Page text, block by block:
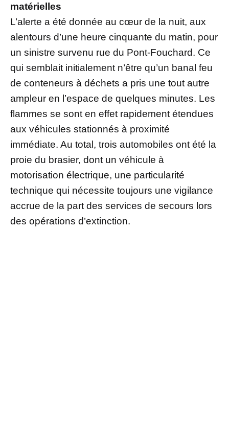
matérielles
L’alerte a été donnée au cœur de la nuit, aux
alentours d’une heure cinquante du matin, pour
un sinistre survenu rue du Pont-Fouchard. Ce
qui semblait initialement n’être qu’un banal feu
de conteneurs à déchets a pris une tout autre
ampleur en l’espace de quelques minutes. Les
flammes se sont en effet rapidement étendues
aux véhicules stationnés à proximité
immédiate. Au total, trois automobiles ont été la
proie du brasier, dont un véhicule à
motorisation électrique, une particularité
technique qui nécessite toujours une vigilance
accrue de la part des services de secours lors
des opérations d’extinction.